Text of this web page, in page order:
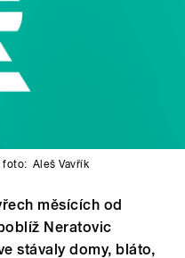
foto: Aleš Vavřík
měsících od
Neratovic
stávaly domy, bláto,